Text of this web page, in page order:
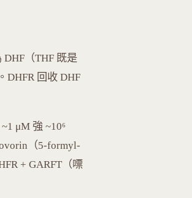
DHF（THF 既是
DHFR 回收 DHF
μM 強 ~10⁶
（5-formyl-
+ GARFT（嘌